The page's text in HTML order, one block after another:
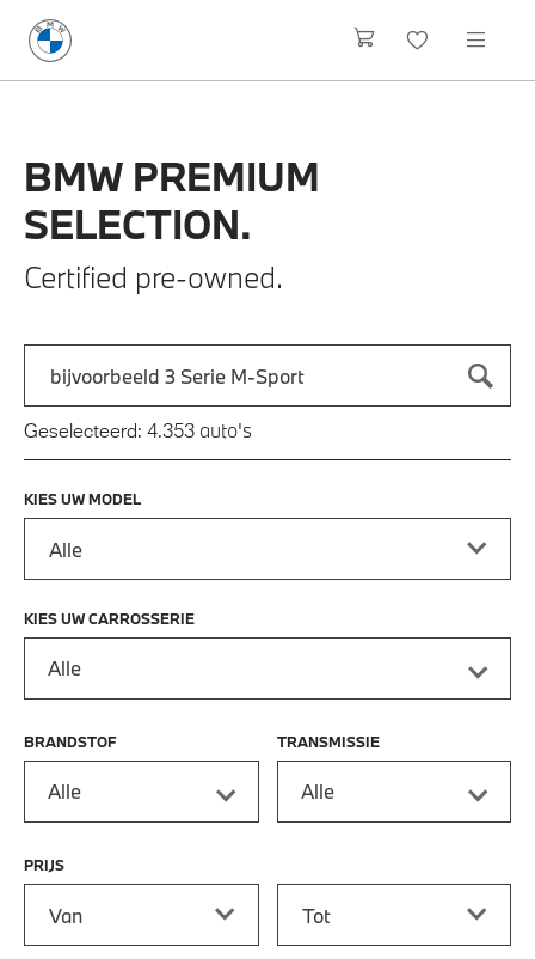
BMW PREMIUM
SELECTION.
Certified pre-owned.
Zoek naar een automodel, bijvoorbeeld 3 Serie M-Sport
Typ een automodel in en druk op enter om te zoeken
Geselecteerd: 4.353 auto's
KIES UW MODEL
KIES UW CARROSSERIE
Alle
BRANDSTOF
Alle
TRANSMISSIE
Alle
PRIJS